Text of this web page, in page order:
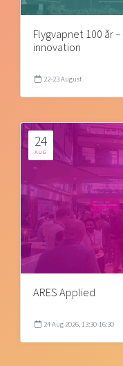
Flygvapnet 100 år
innovation
22-23 August
24
AUG
ARES Applied
24 Aug 2026, 13:30-16:30